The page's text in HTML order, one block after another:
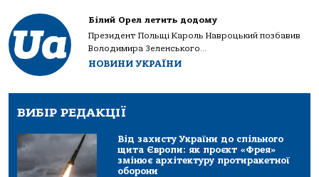
Білий Орел летить додому
Президент Польщі Кароль Навроцький позбавив
Володимира Зеленського...
НОВИНИ УКРАЇНИ
ВИБІР РЕДАКЦІЇ
Від захисту України до спільного
щита Європи: як проєкт «Фрея»
змінює архітектуру протиракетної
оборони